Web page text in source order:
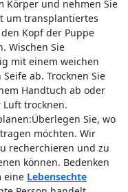
Körper und nehmen Sie
um transplantiertes
Kopf der Puppe
Wischen Sie
mit einem weichen
ab. Trocknen Sie
Handtuch ab oder
Luft trocknen.
Sie, wo
möchten. Wir
recherchieren und zu
können. Bedenken
eine Lebensechte